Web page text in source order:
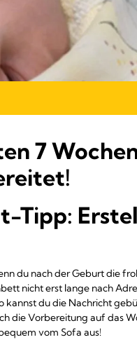
7
Tipp:
du nach der Geburt die
nicht erst lange nach
kannst du die Nachricht
die Vorbereitung auf das
vom Sofa aus!